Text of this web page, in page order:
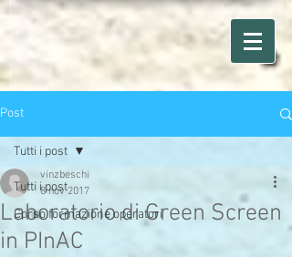
Post
Tutti i post
Corso formazione operatori
Tutti i post
Laboratorio di Green Screen
in PInAC
vinzbeschi
8 nov 2017